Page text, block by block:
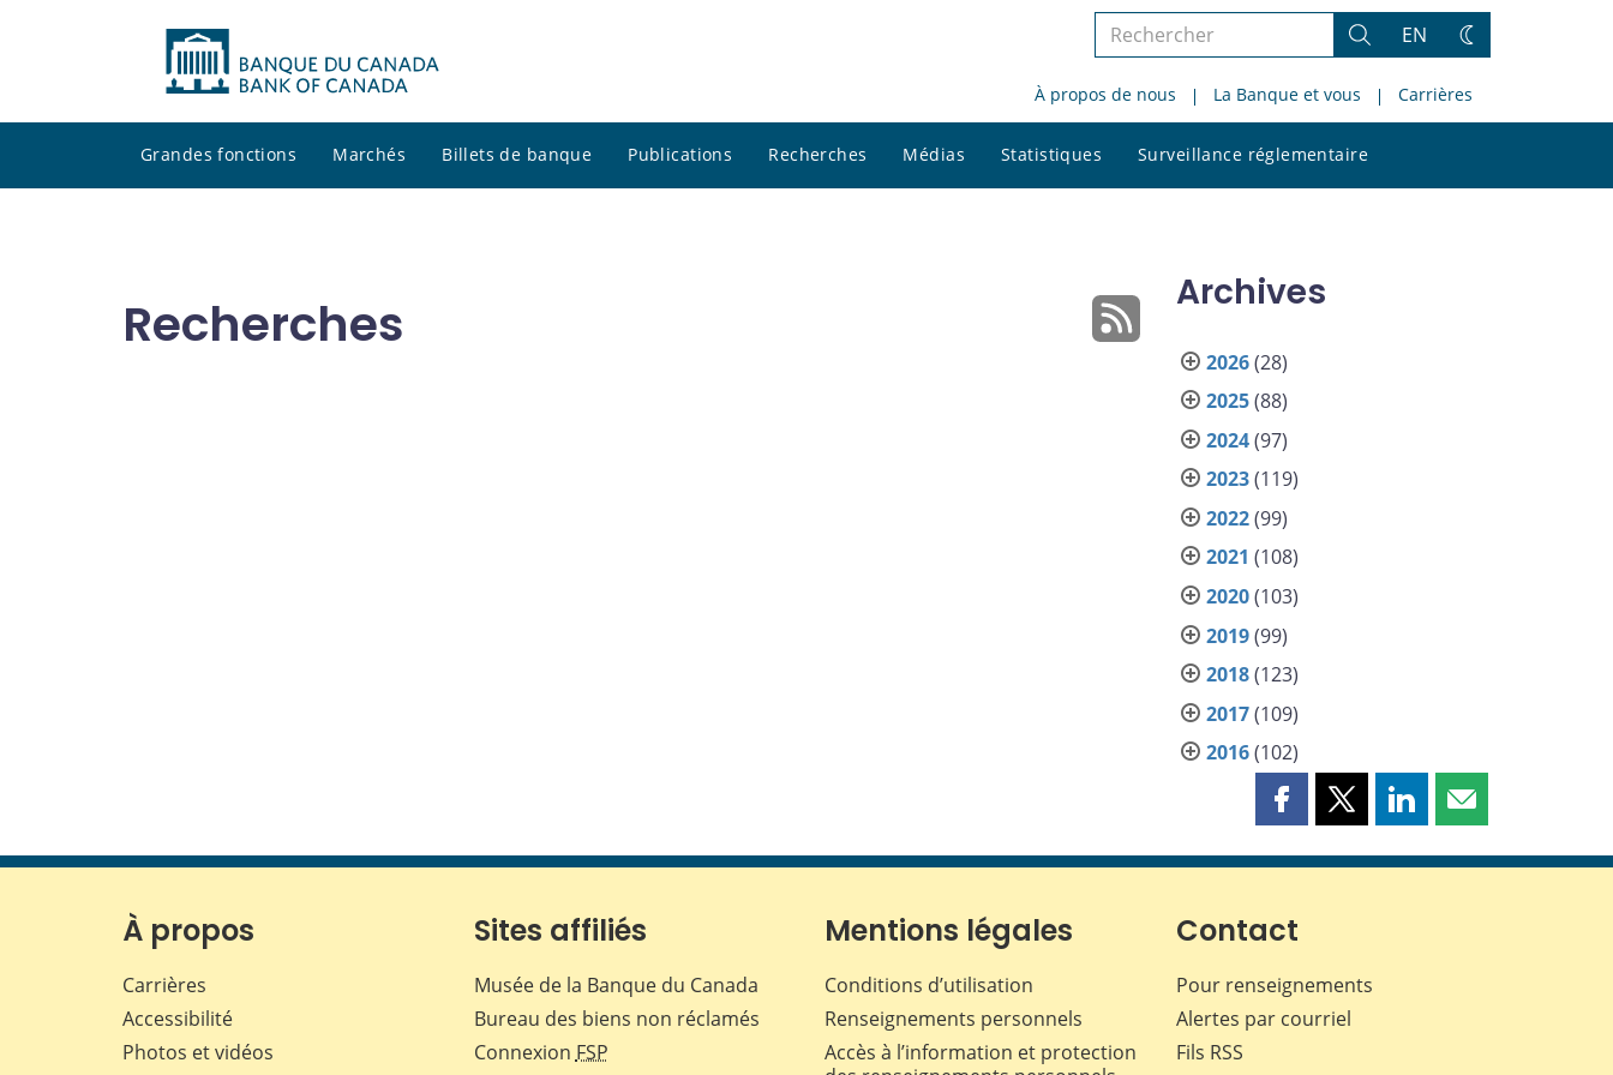
Rechercher
le
site
Rechercher
EN
Changez
thème
À propos de nous La Banque et vous Carrières
Grandes fonctions Marchés Billets de banque Publications Recherches Médias Statistiques Surveillance réglementaire
le
Recherches Archives
2026(28)
2025(88)
2024(97)
2023(119)
2022(99)
2021 (108)
2020(103)
2019(99)
2018(123)
2017(109)
2016(102)
Partager
page
Facebook
Partager
page
Partager
page
Partager
page
À propos
Carrières
Accessibilité
Photos et vidéos
Sites affiliés
Musée de la Banque du Canada
Bureau des biens non réclamés
Connexion FSP
Mentions légales
Conditions d’utilisation
Renseignements personnels
Accès à l’information et protection
Contact
Pour renseignements
Alertes par courriel
Fils RSS